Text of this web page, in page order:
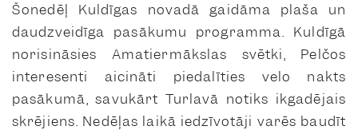
Šonedēļ Kuldīgas novadā gaidāma plaša un
daudzveidīga pasākumu programma. Kuldīgā
norisināsies Amatiermākslas svētki, Pelčos
interesenti aicināti piedalīties velo nakts
pasākumā, savukārt Turlavā notiks ikgadējais
skrējiens. Nedēļas laikā iedzīvotāji varēs baudīt